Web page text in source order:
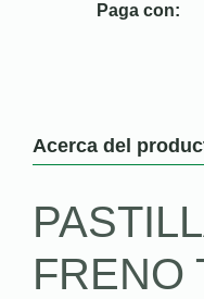
Paga con:
Acerca del
FRENO